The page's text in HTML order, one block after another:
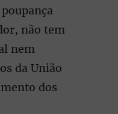
não tem
nem
da União
dos